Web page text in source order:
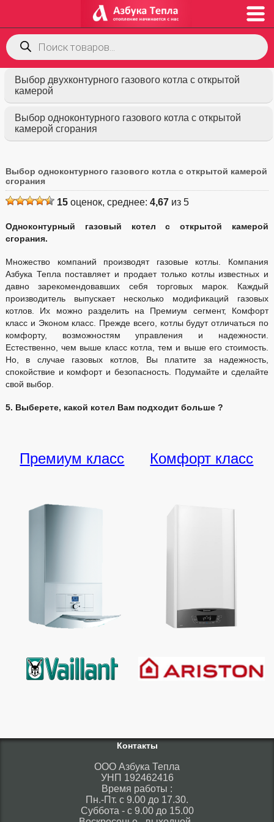
Поиск
товаров
Выбор двухконтурного газового котла с открытой
камерой
Выбор одноконтурного газового котла с открытой
камерой сгорания
Выбор одноконтурного газового котла с открытой камерой
сгорания
15оценок, среднее: 4,67из 5
Одноконтурный газовый котел с открытой камерой
сгорания.
Множество компаний производят газовые котлы. Компания
Азбука Тепла поставляет и продает только котлы известных и
давно зарекомендовавших себя торговых марок. Каждый
производитель выпускает несколько модификаций газовых
котлов. Их можно разделить на Премиум сегмент, Комфорт
класс и Эконом класс. Прежде всего, котлы будут отличаться по
комфорту, возможностям управления и надежности.
Естественно, чем выше класс котла, тем и выше его стоимость.
Но, в случае газовых котлов, Вы платите за надежность,
спокойствие и комфорт и безопасность. Подумайте и сделайте
свой выбор.
5. Выберете, какой котел Вам подходит больше ?
Премиум класс Комфорт класс
Контакты
ООО Азбука Тепла
УНП 192462416
Время работы :
Пн.-Пт. с 9.00 до 17.30.
Суббота - с 9.00 до 15.00